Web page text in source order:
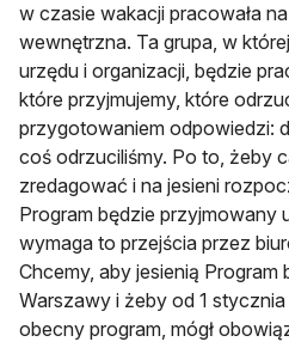
w czasie wakacji pracowała
wewnętrzna. Ta grupa, w
urzędu i organizacji, będzie
które przyjmujemy, które
przygotowaniem odpowiedzi:
coś odrzuciliśmy. Po to, żeby
zredagować i na jesieni
Program będzie przyjmowany
wymaga to przejścia przez
Chcemy, aby jesienią Program
Warszawy i żeby od 1
obecny program, mógł